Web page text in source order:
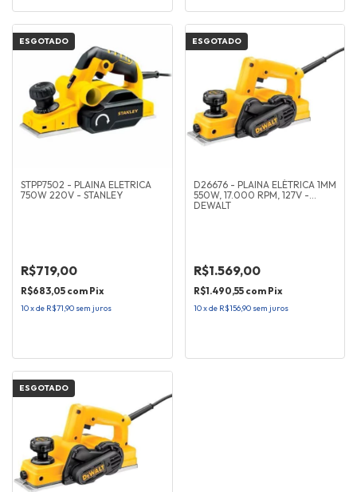
ESGOTADO
STPP7502 - PLAINA ELETRICA
750W 220V - STANLEY
R$719,00
R$683,05 com Pix
10xde R$71,90 sem juros
ESGOTADO
D26676 - PLAINA ELÉTRICA 1MM
550W, 17.000 RPM, 127V -
DEWALT
R$1.569,00
R$1.490,55 com Pix
10xde R$156,90 sem juros
ESGOTADO